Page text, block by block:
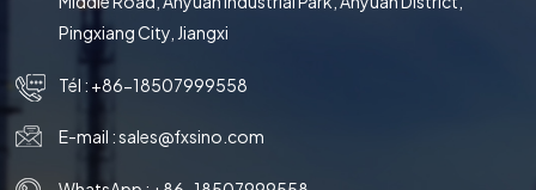
Pingxiang City, Jiangxi
Tél : +86-18507999558
E-mail :sales@fxsino.com